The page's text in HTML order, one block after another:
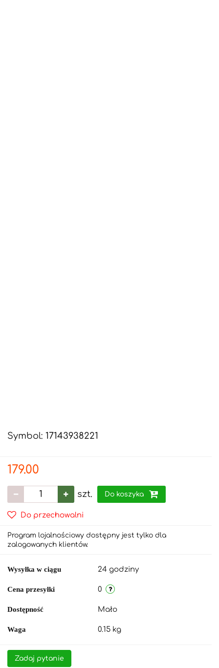
Symbol: 17143938221
179.00
szt. Do koszyka
Do przechowalni
Program lojalnościowy dostępny jest tylko dla
zalogowanych klientów.
Wysyłka w ciągu 24 godziny
Cena przesyłki 0
Dostępność Mało
Waga 0.15 kg
Zadaj pytanie